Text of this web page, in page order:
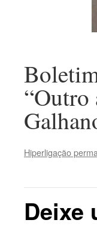
“Outro
Hiperligação
Deixe